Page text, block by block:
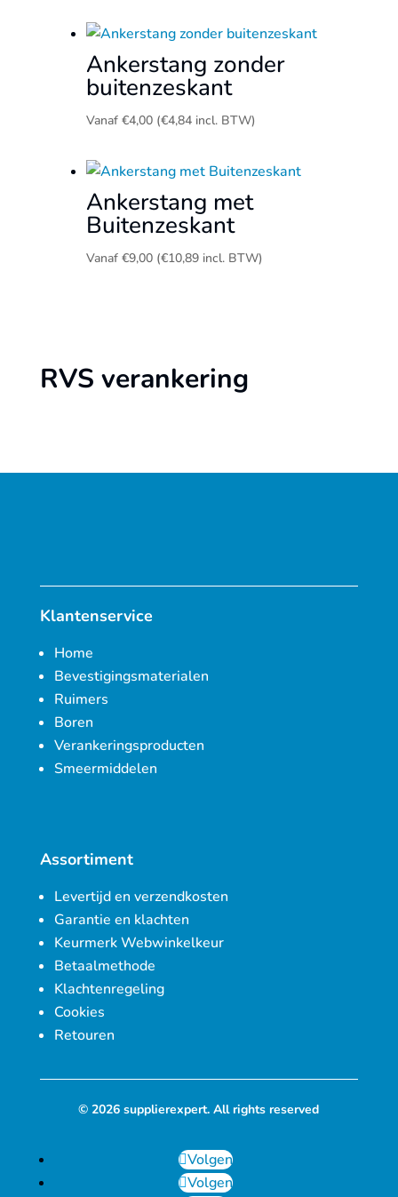
Ankerstang zonder
buitenzeskant
Vanaf €4,00 (€4,84incl. BTW)
Ankerstang met
Buitenzeskant
Vanaf €9,00 (€10,89incl. BTW)
RVS verankering
Klantenservice
Home
Bevestigingsmaterialen
Ruimers
Boren
Verankeringsproducten
Smeermiddelen
Assortiment
Levertijd en verzendkosten
Garantie en klachten
Keurmerk Webwinkelkeur
Betaalmethode
Klachtenregeling
Cookies
Retouren
© 2026 supplierexpert. All rights reserved
Volgen
Volgen